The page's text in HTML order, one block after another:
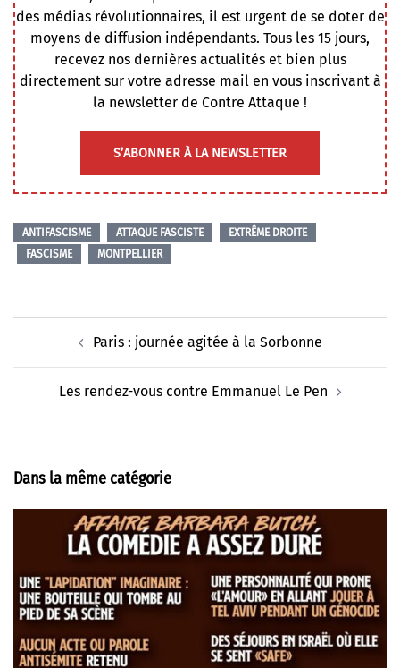
des médias révolutionnaires, il est urgent de se doter de
moyens de diffusion indépendants. Tous les 15 jours,
recevez nos dernières actualités et bien plus
directement sur votre adresse mail en vous inscrivant à
la newsletter de Contre Attaque !
S’ABONNER À LA NEWSLETTER
ANTIFASCISME ATTAQUE FASCISTE
EXTRÊME DROITE
FASCISME
MONTPELLIER
d’article
Paris : journée agitée à la Sorbonne
Les rendez-vous contre Emmanuel Le Pen
Dans la même catégorie